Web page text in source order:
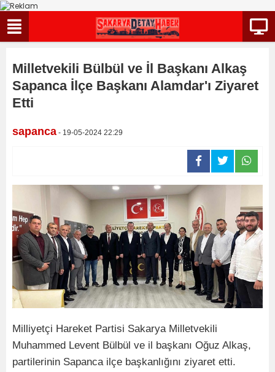
Milletvekili Bülbül ve İl Başkanı Alkaş
Sapanca İlçe Başkanı Alamdar'ı Ziyaret
Etti
sapanca - 19-05-2024 22:29
Milliyetçi Hareket Partisi Sakarya Milletvekili
Muhammed Levent Bülbül ve il başkanı Oğuz Alkaş,
partilerinin Sapanca ilçe başkanlığını ziyaret etti.